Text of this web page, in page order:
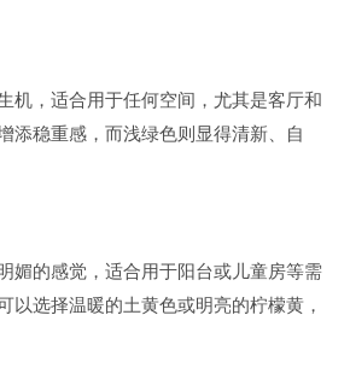
机，适合用于任何空间，尤其是客厅和
添稳重感，而浅绿色则显得清新、自
媚的感觉，适合用于阳台或儿童房等需
以选择温暖的土黄色或明亮的柠檬黄，